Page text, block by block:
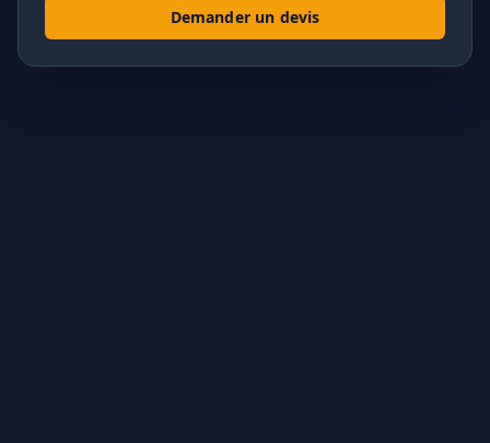
Demander un devis